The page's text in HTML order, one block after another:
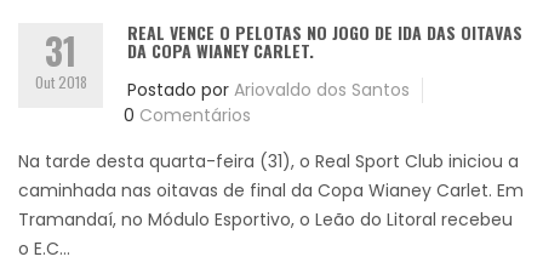
31
Out 2018
REAL VENCE O PELOTAS NO JOGO DE IDA DAS OITAVAS
DA COPA WIANEY CARLET.
Postado por Ariovaldo dos Santos
0 Comentários
Na tarde desta quarta-feira (31), o Real Sport Club iniciou a
caminhada nas oitavas de final da Copa Wianey Carlet. Em
Tramandaí, no Módulo Esportivo, o Leão do Litoral recebeu
o E.C...